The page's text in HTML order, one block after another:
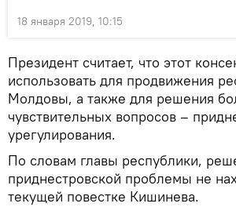
18 января 2019, 10:15
Президент считает, что этот
использовать для продвижения
Молдовы, а также для решения
чувствительных вопросов –
урегулирования.
По словам главы республики,
приднестровской проблемы не
текущей повестке Кишинева.